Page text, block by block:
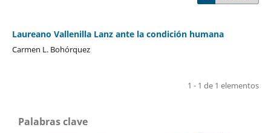
Laureano Vallenilla Lanz ante la condición humana
Carmen L. Bohórquez
1 - 1 de 1 elementos
Palabras clave